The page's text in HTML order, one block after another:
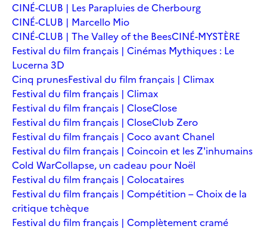
CINÉ-CLUB | Les Parapluies de Cherbourg
CINÉ-CLUB | Marcello Mio
CINÉ-CLUB | The Valley of the BeesCINÉ-MYSTÈRE
Festival du film français | Cinémas Mythiques : Le
Lucerna 3D
Cinq prunesFestival du film français | Climax
Festival du film français | Climax
Festival du film français | CloseClose
Festival du film français | CloseClub Zero
Festival du film français | Coco avant Chanel
Festival du film français | Coincoin et les Z'inhumains
Cold WarCollapse, un cadeau pour Noël
Festival du film français | Colocataires
Festival du film français | Compétition – Choix de la
critique tchèque
Festival du film français | Complètement cramé